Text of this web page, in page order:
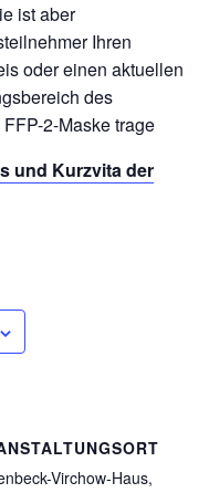
ist aber
Ihren
oder einen aktuellen
des
2-Maske trage
und Kurzvita der
Virchow-Haus,